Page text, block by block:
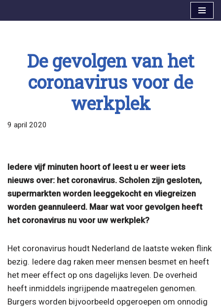
inhoudDe gevolgen van het
coronavirus voor de
werkplek
9 april 2020
Iedere vijf minuten hoort of leest u er weer iets
nieuws over: het coronavirus. Scholen zijn gesloten,
supermarkten worden leeggekocht en vliegreizen
worden geannuleerd. Maar wat voor gevolgen heeft
het coronavirus nu voor uw werkplek?
Het coronavirus houdt Nederland de laatste weken flink
bezig. Iedere dag raken meer mensen besmet en heeft
het meer effect op ons dagelijks leven. De overheid
heeft inmiddels ingrijpende maatregelen genomen.
Burgers worden bijvoorbeeld opgeroepen om onnodig